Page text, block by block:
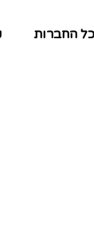
החברות